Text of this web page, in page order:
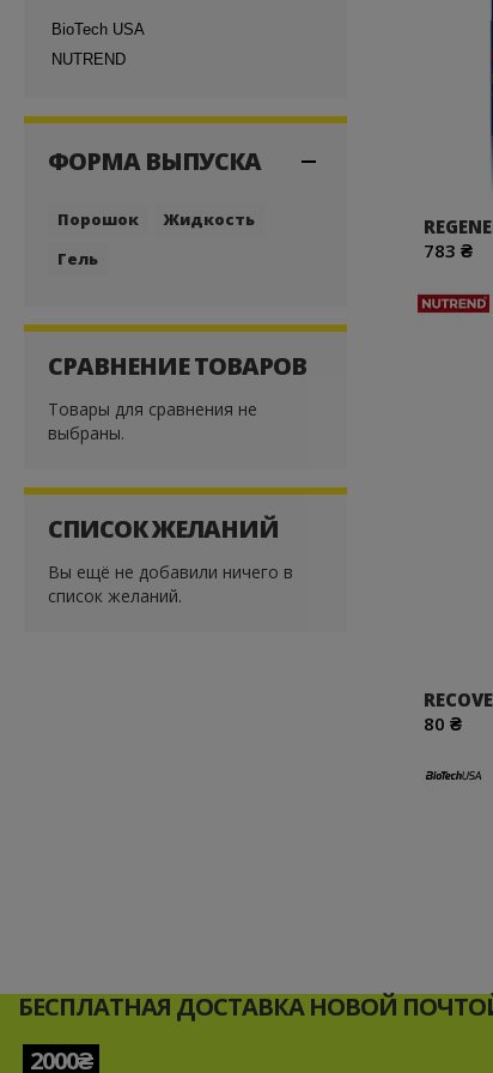
783 ₴
80 ₴
BioTech USA
NUTREND
ФОРМА ВЫПУСКА
Порошок
Жидкость
Гель
СРАВНЕНИЕ ТОВАРОВ
Товары для сравнения не
выбраны.
СПИСОК ЖЕЛАНИЙ
Вы ещё не добавили ничего в
список желаний.
БЕСПЛАТНАЯ ДОСТАВКА НОВОЙ
2000₴